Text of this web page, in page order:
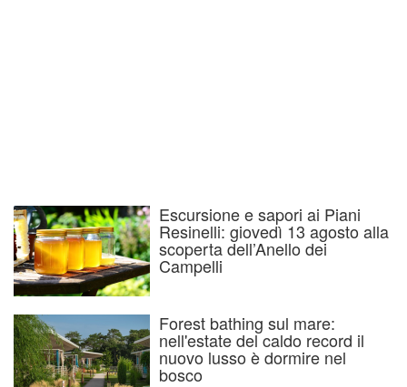
Escursione e sapori ai Piani
Resinelli: giovedì 13 agosto alla
scoperta dell’Anello dei
Campelli
Forest bathing sul mare:
nell'estate del caldo record il
nuovo lusso è dormire nel
bosco